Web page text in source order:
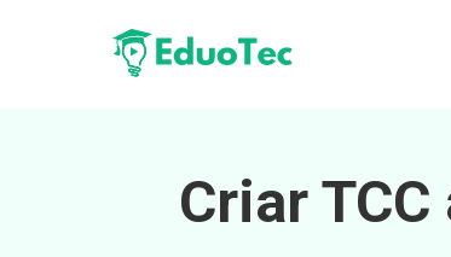
Criar